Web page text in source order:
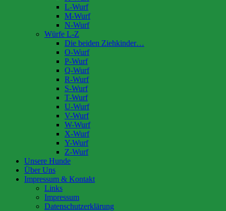
L-Wurf
M-Wurf
N-Wurf
Würfe L-Z
Die beiden Ziehkinder…
O-Wurf
P-Wurf
Q-Wurf
R-Wurf
S-Wurf
T-Wurf
U-Wurf
V-Wurf
W-Wurf
X-Wurf
Y-Wurf
Z-Wurf
Unsere Hunde
Über Uns
Impressum & Kontakt
Links
Impressum
Datenschutzerklärung